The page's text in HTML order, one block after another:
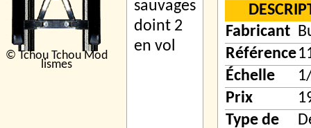
© Tchou Tchou Mod
lismes
Fabricant
Référence
Échelle
Prix
Type de